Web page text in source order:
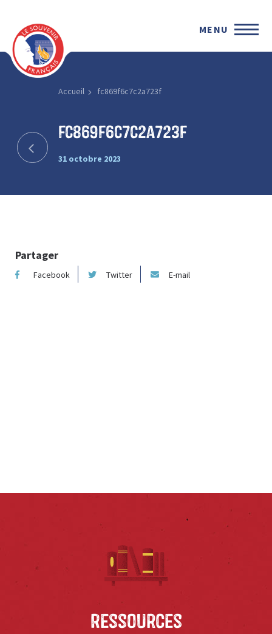
MENU
Accueil fc869f6c7c2a723f
fc869f6c7c2a723f
31 octobre 2023
Partager
Facebook Twitter E-mail
Ressources